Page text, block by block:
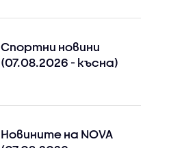
Спортни новини
(07.08.2026 - късна)
Новините на NOVA